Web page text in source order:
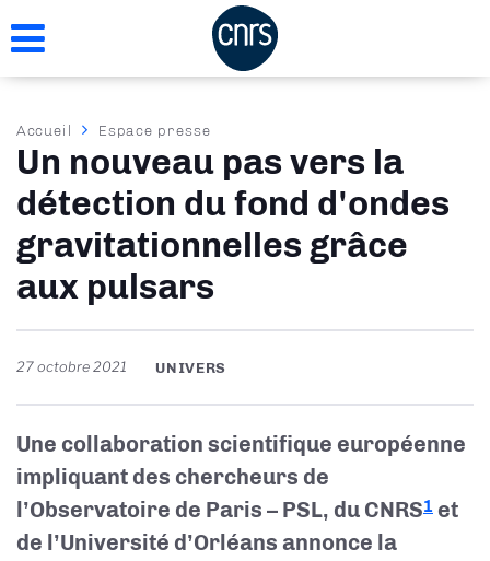
au
Fil
d'Ariane
Accueil Espace presse
Un nouveau pas vers la
détection du fond d'ondes
gravitationnelles grâce
aux pulsars
27 octobre 2021 UNIVERS
Une collaboration scientifique européenne
impliquant des chercheurs de
l’Observatoire de Paris – PSL, du CNRS1 et
de l’Université d’Orléans annonce la